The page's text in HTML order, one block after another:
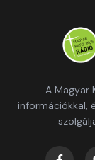
A Magyar
információkkal,